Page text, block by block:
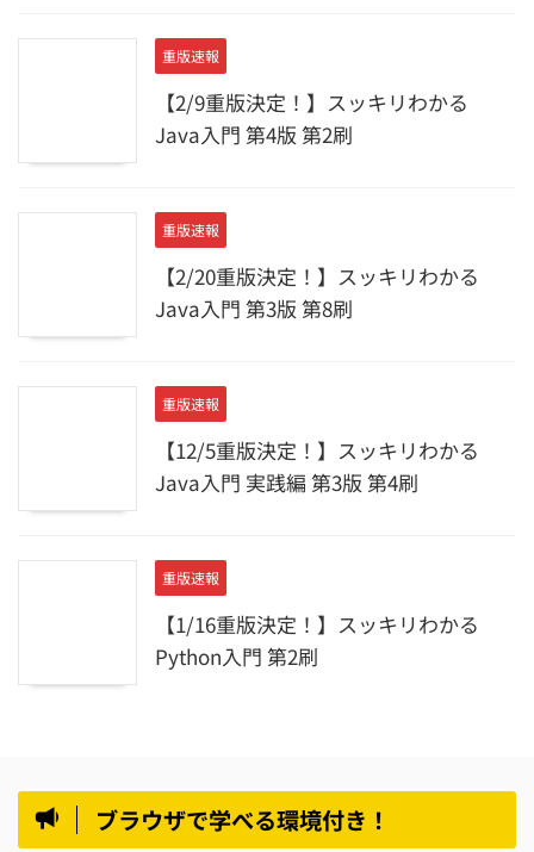
重版速報
【2/9重版決定！】スッキリわかる
Java入門 第4版 第2刷
重版速報
【2/20重版決定！】スッキリわかる
Java入門 第3版 第8刷
重版速報
【12/5重版決定！】スッキリわかる
Java入門 実践編 第3版 第4刷
重版速報
【1/16重版決定！】スッキリわかる
Python入門 第2刷
ブラウザで学べる環境付き！